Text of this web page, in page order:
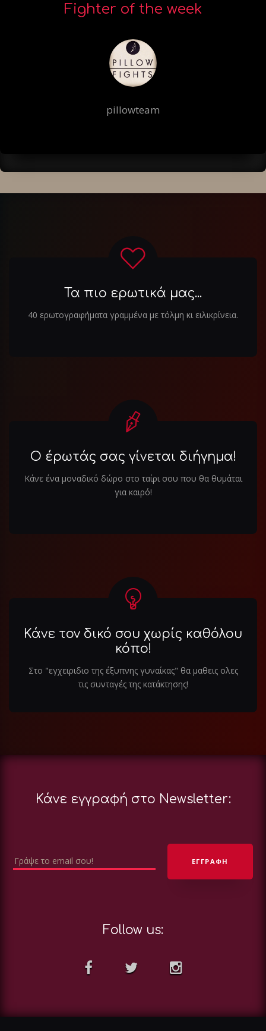
Fighter of the week
pillowteam
Τα πιο ερωτικά μας...
40 ερωτογραφήματα γραμμένα με τόλμη κι ειλικρίνεια.
Ο έρωτάς σας γίνεται διήγημα!
Κάνε ένα μοναδικό δώρο στο ταίρι σου που θα θυμάται
για καιρό!
Κάνε τον δικό σου χωρίς καθόλου
κόπο!
Στο "εγχειριδιο της έξυπνης γυναίκας" θα μαθεις ολες
τις συνταγές της κατάκτησης!
Κάνε εγγραφή στο Newsletter:
Follow us: